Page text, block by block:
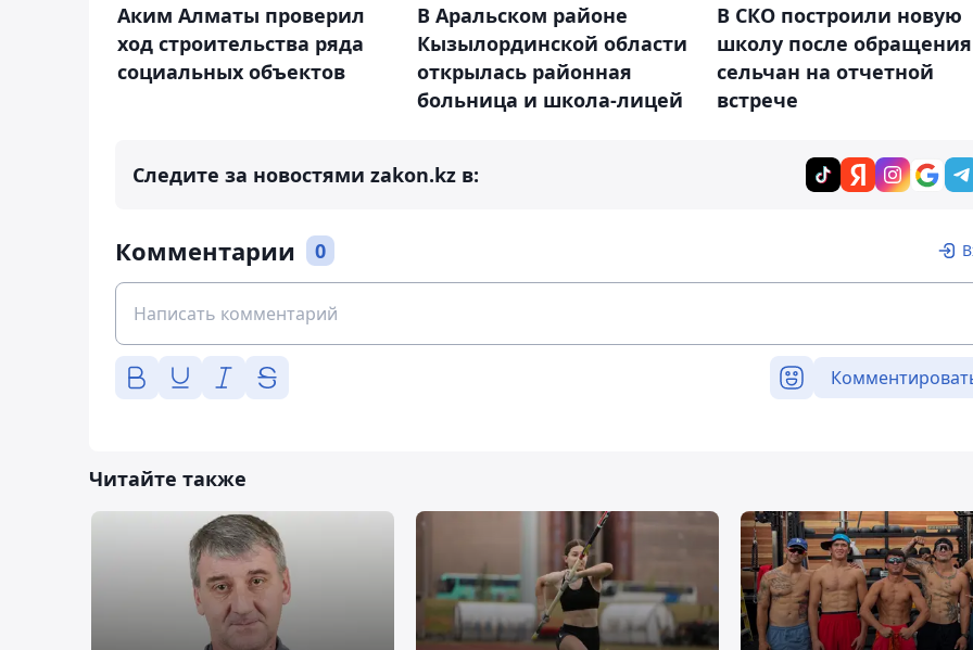
Аким Алматы проверил
ход строительства ряда
социальных объектов
В Аральском районе
Кызылординской области
открылась районная
больница и школа-лицей
В СКО построили новую
школу после обращения
сельчан на отчетной
встрече
Следите за новостями zakon.kz в:
Комментарии 0
Читайте также